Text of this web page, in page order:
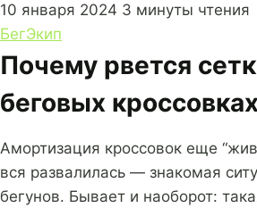
10 января 2024 3 минуты чтения
БегЭкип
Почему рвется
беговых
Амортизация кроссовок еще
вся развалилась — знакомая
бегунов. Бывает и наоборот: